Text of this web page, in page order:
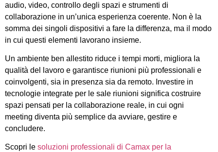
audio, video, controllo degli spazi e strumenti di
collaborazione in un’unica esperienza coerente. Non è la
somma dei singoli dispositivi a fare la differenza, ma il modo
in cui questi elementi lavorano insieme.
Un ambiente ben allestito riduce i tempi morti, migliora la
qualità del lavoro e garantisce riunioni più professionali e
coinvolgenti, sia in presenza sia da remoto. Investire in
tecnologie integrate per le sale riunioni significa costruire
spazi pensati per la collaborazione reale, in cui ogni
meeting diventa più semplice da avviare, gestire e
concludere.
Scopri le soluzioni professionali di Camax per la